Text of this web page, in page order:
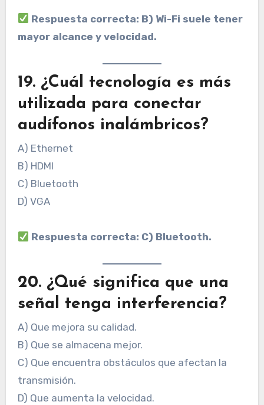
Respuesta correcta: B) Wi-Fi suele tener
mayor alcance y velocidad.
19. ¿Cuál tecnología es más
utilizada para conectar
audífonos inalámbricos?
A) Ethernet
B) HDMI
C) Bluetooth
D) VGA
Respuesta correcta: C) Bluetooth.
20. ¿Qué significa que una
señal tenga interferencia?
A) Que mejora su calidad.
B) Que se almacena mejor.
C) Que encuentra obstáculos que afectan la
transmisión.
D) Que aumenta la velocidad.